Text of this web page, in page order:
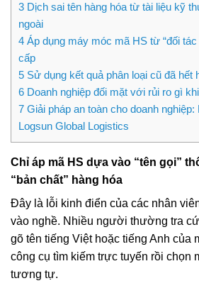
3 Dịch sai tên hàng hóa từ tài liệu kỹ
ngoài
4 Áp dụng máy móc mã HS từ “đối
cấp
5 Sử dụng kết quả phân loại cũ đã hết
6 Doanh nghiệp đối mặt với rủi ro gì
7 Giải pháp an toàn cho doanh
Logsun Global Logistics
Chỉ áp mã HS dựa vào “tên gọi”
“bản chất” hàng hóa
Đây là lỗi kinh điển của các nhân
vào nghề. Nhiều người thường tra
gõ tên tiếng Việt hoặc tiếng Anh của
công cụ tìm kiếm trực tuyến rồi chọn
tương tự.